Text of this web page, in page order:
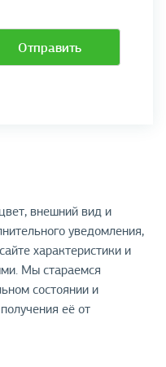
Отправить
внешний вид и
уведомления,
характеристики и
Мы стараемся
состоянии и
её от